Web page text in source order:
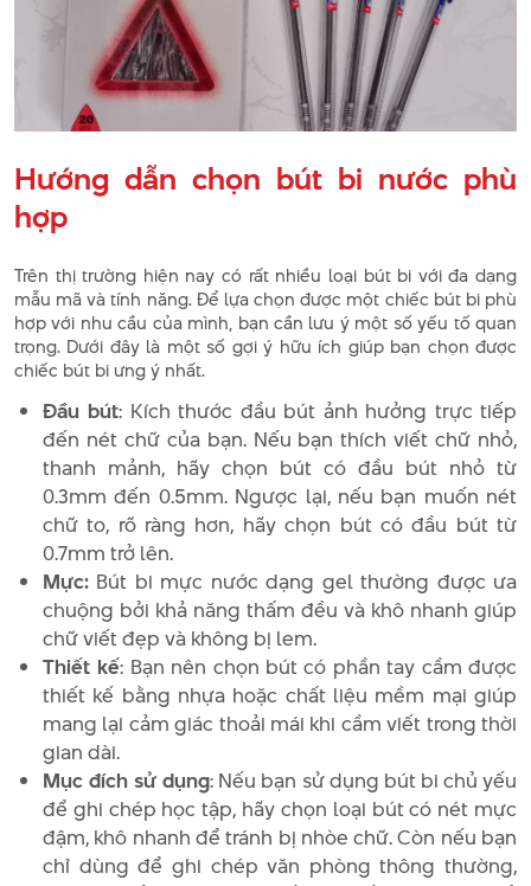
Hướng dẫn chọn bút bi nước phù
hợp
Trên thị trường hiện nay có rất nhiều loại bút bi với đa dạng
mẫu mã và tính năng. Để lựa chọn được một chiếc bút bi phù
hợp với nhu cầu của mình, bạn cần lưu ý một số yếu tố quan
trọng. Dưới đây là một số gợi ý hữu ích giúp bạn chọn được
chiếc bút bi ưng ý nhất.
Đầu bút: Kích thước đầu bút ảnh hưởng trực tiếp
đến nét chữ của bạn. Nếu bạn thích viết chữ nhỏ,
thanh mảnh, hãy chọn bút có đầu bút nhỏ từ
0.3mm đến 0.5mm. Ngược lại, nếu bạn muốn nét
chữ to, rõ ràng hơn, hãy chọn bút có đầu bút từ
0.7mm trở lên.
Mực: Bút bi mực nước dạng gel thường được ưa
chuộng bởi khả năng thấm đều và khô nhanh giúp
chữ viết đẹp và không bị lem.
Thiết kế: Bạn nên chọn bút có phần tay cầm được
thiết kế bằng nhựa hoặc chất liệu mềm mại giúp
mang lại cảm giác thoải mái khi cầm viết trong thời
gian dài.
Mục đích sử dụng: Nếu bạn sử dụng bút bi chủ yếu
để ghi chép học tập, hãy chọn loại bút có nét mực
đậm, khô nhanh để tránh bị nhòe chữ. Còn nếu bạn
chỉ dùng để ghi chép văn phòng thông thường,